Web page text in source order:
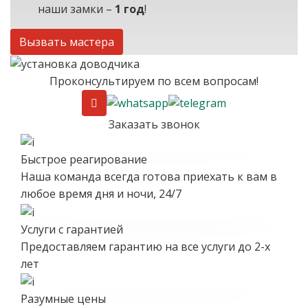
наши замки – 1 год!
Вызвать мастера
Проконсультируем по всем вопросам!
Заказать звонок
Быстрое реагирование
Наша команда всегда готова приехать к вам в
любое время дня и ночи, 24/7
Услуги с гарантией
Предоставляем гарантию на все услуги до 2-х
лет
Разумные цены